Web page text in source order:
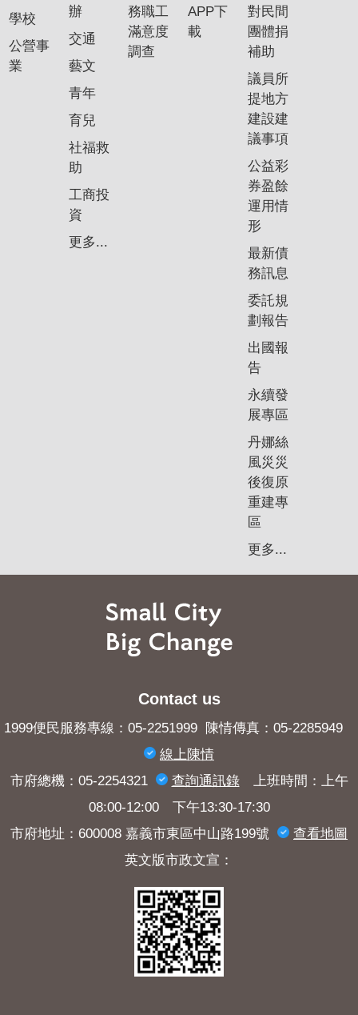
學校
公營事
業
辦
交通
藝文
青年
育兒
社福救
助
工商投
資
更多...
務職工
滿意度
調查
APP下
載
對民間
團體捐
補助
議員所
提地方
建設建
議事項
公益彩
券盈餘
運用情
形
最新債
務訊息
委託規
劃報告
出國報
告
永續發
展專區
丹娜絲
風災災
後復原
重建專
區
更多...
Contact us
1999便民服務專線：05-2251999 陳情傳真：05-2285949
線上陳情
市府總機：05-2254321
查詢​通訊錄上班時間：上午
08:00-12:00 下午13:30-17:30
市府地址：600008 嘉義市東區中山路199號
查看地圖
英文版市政文宣：